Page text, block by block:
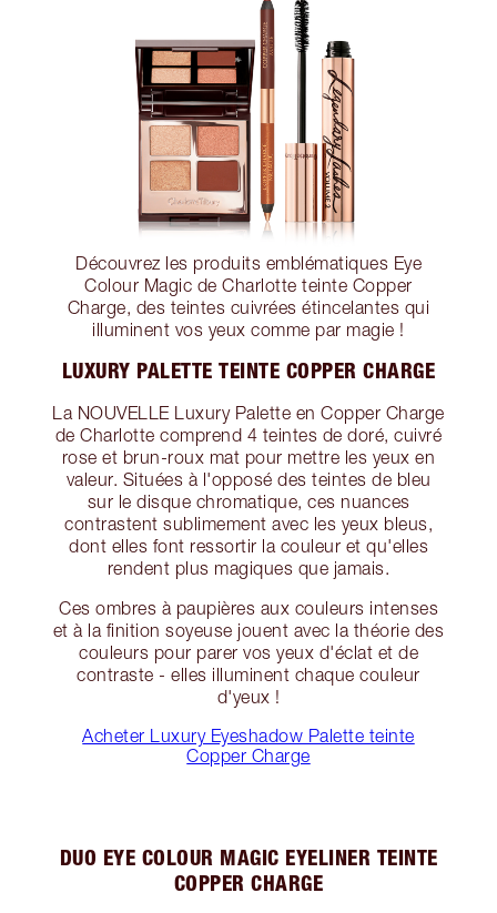
Découvrez les produits emblématiques Eye
Colour Magic de Charlotte teinte Copper
Charge, des teintes cuivrées étincelantes qui
illuminent vos yeux comme par magie !
LUXURY PALETTE TEINTE COPPER CHARGE
La NOUVELLE Luxury Palette en Copper Charge
de Charlotte comprend 4 teintes de doré, cuivré
rose et brun-roux mat pour mettre les yeux en
valeur. Situées à l'opposé des teintes de bleu
sur le disque chromatique, ces nuances
contrastent sublimement avec les yeux bleus,
dont elles font ressortir la couleur et qu'elles
rendent plus magiques que jamais.
Ces ombres à paupières aux couleurs intenses
et à la finition soyeuse jouent avec la théorie des
couleurs pour parer vos yeux d'éclat et de
contraste - elles illuminent chaque couleur
d'yeux !
Acheter Luxury Eyeshadow Palette teinte
Copper Charge
DUO EYE COLOUR MAGIC EYELINER TEINTE
COPPER CHARGE